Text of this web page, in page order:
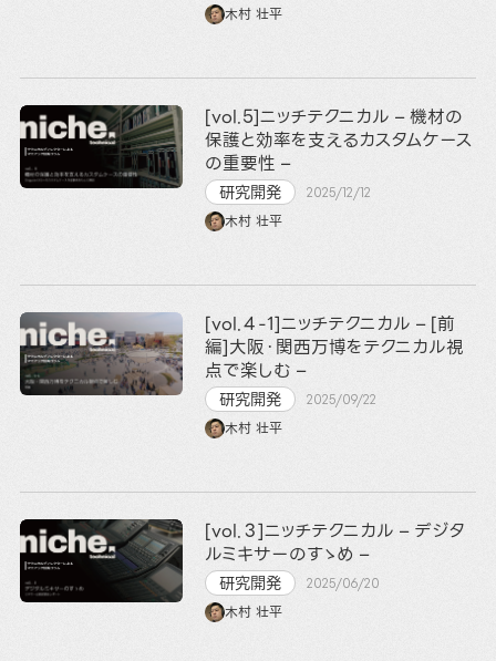
木村 壮平
[vol.5]ニッチテクニカル – 機材の
保護と効率を支えるカスタムケース
の重要性 –
研究開発 2025/12/12
木村 壮平
[vol.４-1]ニッチテクニカル – [前
編]大阪・関西万博をテクニカル視
点で楽しむ –
研究開発 2025/09/22
木村 壮平
[vol.３]ニッチテクニカル – デジタ
ルミキサーのすゝめ –
研究開発 2025/06/20
木村 壮平